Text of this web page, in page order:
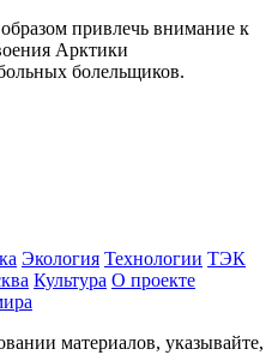
привлечь внимание к
Арктики
болельщиков.
Экология Технологии ТЭК
Культура О проекте
материалов, указывайте,